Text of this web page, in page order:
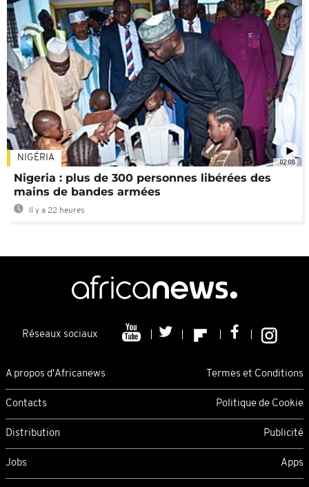
02:08
NIGÉRIA
Nigeria : plus de 300 personnes libérées des
mains de bandes armées
Il y a 22 heures
Réseaux sociaux
A propos d'Africanews Termes et Conditions
Contacts Politique de Cookie
Distribution Publicité
Jobs Apps